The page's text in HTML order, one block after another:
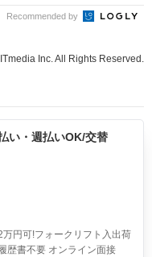
Recommended by
Inc. All Rights Reserved.
い・週払いOK/交替
円可!フォークリフト入出荷
歴書不要 オンライン面接